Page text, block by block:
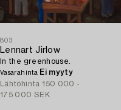
803
Lennart Jirlow
In the greenhouse.
Vasarahinta Ei myyty
Lähtöhinta 150 000 -
175 000 SEK